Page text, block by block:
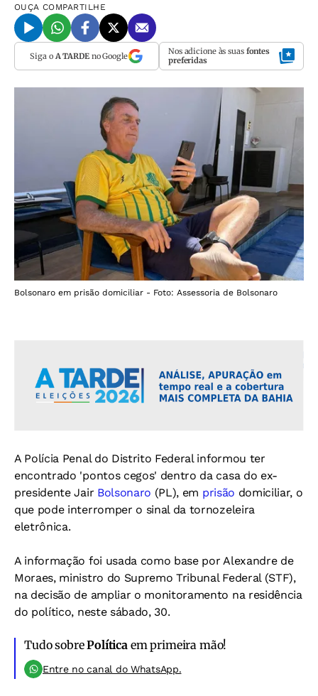
OUÇA COMPARTILHE
Siga o A TARDEno Google Nos adicione às suas fontes
preferidas
Bolsonaro em prisão domiciliar - Foto: Assessoria de Bolsonaro
A Polícia Penal do Distrito Federal informou ter
encontrado 'pontos cegos' dentro da casa do ex-
presidente Jair Bolsonaro (PL), em prisão domiciliar, o
que pode interromper o sinal da tornozeleira
eletrônica.
A informação foi usada como base por Alexandre de
Moraes, ministro do Supremo Tribunal Federal (STF),
na decisão de ampliar o monitoramento na residência
do político, neste sábado, 30.
Tudo sobrePolítica em primeira mão!
Entre no canal do WhatsApp.